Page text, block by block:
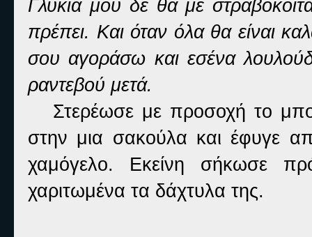
Γλυκιά μου δε θα με
πρέπει. Και όταν όλα θα είναι
σου αγοράσω και εσένα
ραντεβού μετά.
Στερέωσε με προσοχή το
στην μια σακούλα και έφυγε
χαμόγελο. Εκείνη σήκωσε
χαριτωμένα τα δάχτυλα της.